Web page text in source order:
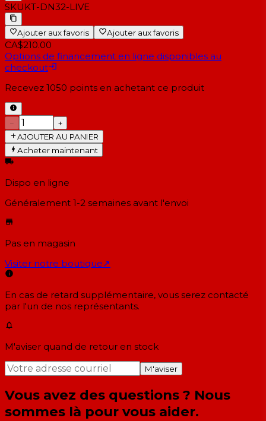
SKUKT-DN32-LIVE
Ajouter aux favoris Ajouter aux favoris
CA$210.00
Options de financement en ligne disponibles au
checkout
Recevez 1050 points en achetant ce produit
−
+
AJOUTER AU PANIER
Acheter maintenant
Dispo en ligne
Généralement 1-2 semaines avant l'envoi
Pas en magasin
Visiter notre boutique↗
En cas de retard supplémentaire, vous serez contacté
par l'un de nos représentants.
M'aviser quand de retour en stock
M'aviser
Vous avez des questions ? Nous
sommes là pour vous aider.